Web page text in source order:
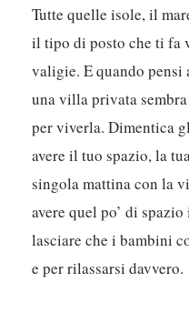
Tutte quelle isole, il
il tipo di posto che ti fa
valigie. E quando
una villa privata
per viverla. Dimentica
avere il tuo spazio, la
singola mattina con la
avere quel po’ di
lasciare che i bambini
e per rilassarsi davvero.